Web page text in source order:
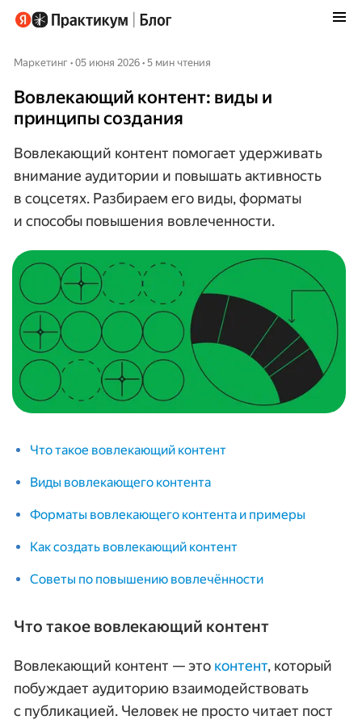
Маркетинг • 05 июня 2026 • 5 мин чтения
Вовлекающий контент: виды и
принципы создания
Вовлекающий контент помогает удерживать
внимание аудитории и повышать активность
в соцсетях. Разбираем его виды, форматы
и способы повышения вовлеченности.
Что такое вовлекающий контент
Виды вовлекающего контента
Форматы вовлекающего контента и примеры
Как создать вовлекающий контент
Советы по повышению вовлечённости
Что такое вовлекающий контент
Вовлекающий контент — это контент, который
побуждает аудиторию взаимодействовать
с публикацией. Человек не просто читает пост